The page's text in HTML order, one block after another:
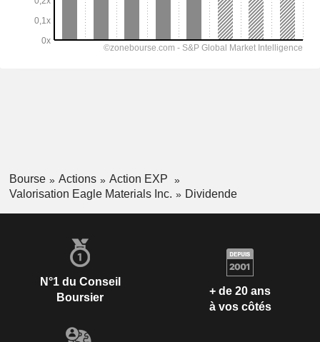
Bourse Actions
Action EXP
Valorisation Eagle Materials Inc.
Dividende
N°1 du Conseil
Boursier
+ de 20 ans
à vos côtés